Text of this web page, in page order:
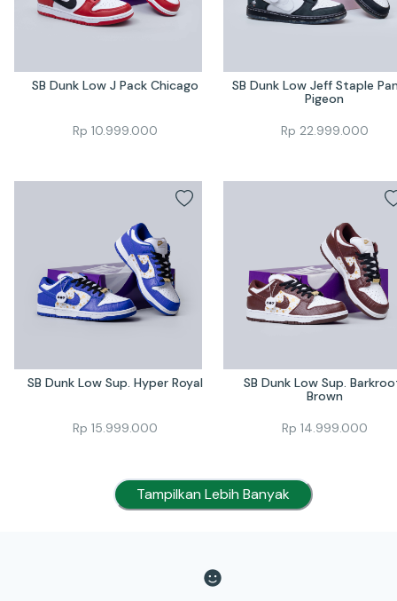
SB Dunk Low J Pack Chicago
Rp 10.999.000
SB Dunk Low Jeff Staple
Pigeon
Rp 22.999.000
SB Dunk Low Sup. Hyper Royal
Rp 15.999.000
SB Dunk Low Sup.
Brown
Rp 14.999.000
Tampilkan Lebih Banyak